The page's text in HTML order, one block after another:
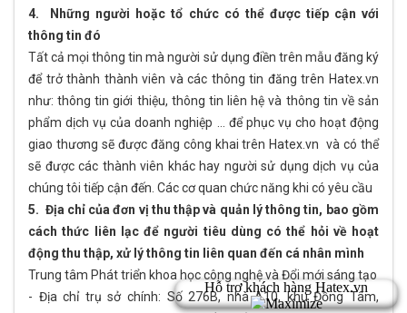
4. Những người hoặc tổ chức có thể được tiếp cận với
thông tin đó
Tất cả mọi thông tin mà người sử dụng điền trên mẫu đăng ký
để trở thành thành viên và các thông tin đăng trên Hatex.vn
như: thông tin giới thiệu, thông tin liên hệ và thông tin về sản
phẩm dịch vụ của doanh nghiệp … để phục vụ cho hoạt động
giao thương sẽ được đăng công khai trên Hatex.vn và có thể
sẽ được các thành viên khác hay người sử dụng dịch vụ của
chúng tôi tiếp cận đến. Các cơ quan chức năng khi có yêu cầu
5. Địa chỉ của đơn vị thu thập và quản lý thông tin, bao gồm
cách thức liên lạc để người tiêu dùng có thể hỏi về hoạt
động thu thập, xử lý thông tin liên quan đến cá nhân mình
Trung tâm Phát triển khoa học công nghệ và Đổi mới sáng tạo
- Địa chỉ trụ sở chính: Số 276B, nhà A10, khu Đồng Tâm,